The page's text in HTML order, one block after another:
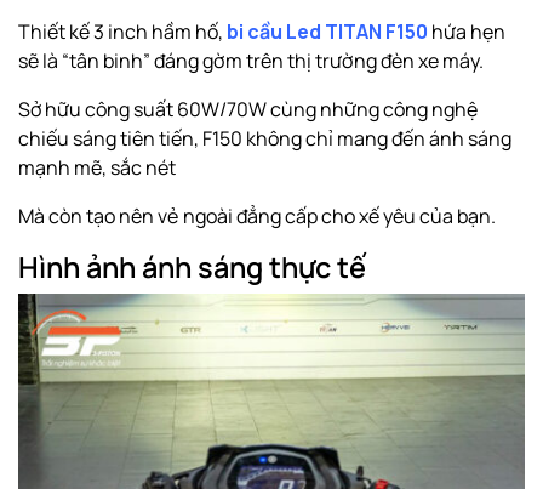
Thiết kế 3 inch hầm hố, bi cầu Led TITAN F150 hứa hẹn
sẽ là “tân binh” đáng gờm trên thị trường đèn xe máy.
Sở hữu công suất 60W/70W cùng những công nghệ
chiếu sáng tiên tiến, F150 không chỉ mang đến ánh sáng
mạnh mẽ, sắc nét
Mà còn tạo nên vẻ ngoài đẳng cấp cho xế yêu của bạn.
Hình ảnh ánh sáng thực tế